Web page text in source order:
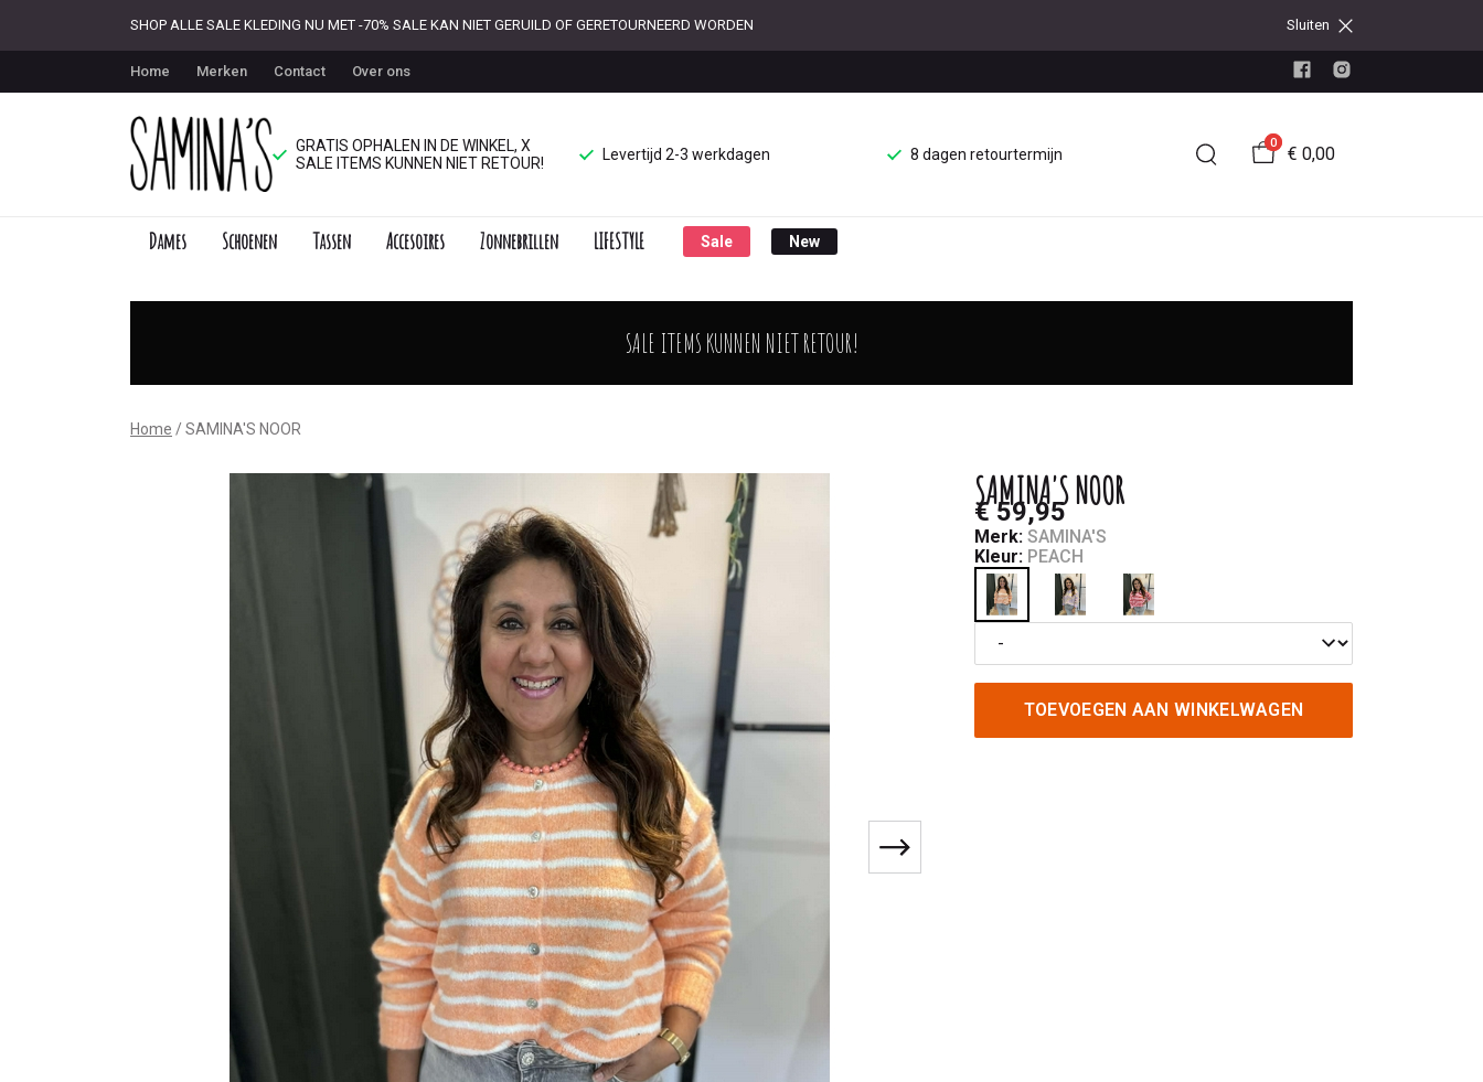
SHOP ALLE SALE KLEDING NU MET -70% SALE KAN NIET GERUILD OF GERETOURNEERD WORDEN Sluiten
Home Merken Contact Over ons
GRATIS OPHALEN IN DE WINKEL, X
SALE ITEMS KUNNEN NIET RETOUR!
Levertijd 2-3 werkdagen 8 dagen retourtermijn
0
€ 0,00
Dames Schoenen Tassen Accesoires Zonnebrillen LIFESTYLE Sale New
SAMINA'S
SALE ITEMS KUNNEN NIET RETOUR!
Home SAMINA'S NOOR
SAMINA'S NOOR
€ 59,95
Merk: SAMINA'S
Kleur: PEACH
TOEVOEGEN AAN WINKELWAGEN